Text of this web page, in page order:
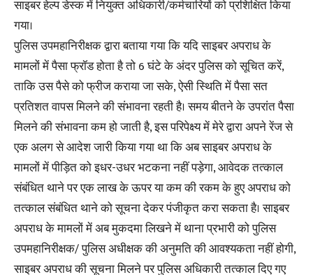
साइबर हेल्प डेस्क में नियुक्त अधिकारी/कर्मचारियों को प्रशिक्षित किया
गया।
पुलिस उपमहानिरीक्षक द्वारा बताया गया कि यदि साइबर अपराध के
मामलों में पैसा फ्रॉड होता है तो 6 घंटे के अंदर पुलिस को सूचित करें,
ताकि उस पैसे को फ्रीज कराया जा सके, ऐसी स्थिति में पैसा सत
प्रतिशत वापस मिलने की संभावना रहती है। समय बीतने के उपरांत पैसा
मिलने की संभावना कम हो जाती है, इस परिपेक्ष्य में मेरे द्वारा अपने रेंज से
एक अलग से आदेश जारी किया गया था कि अब साइबर अपराध के
मामलों में पीड़ित को इधर-उधर भटकना नहीं पड़ेगा, आवेदक तत्काल
संबंधित थाने पर एक लाख के ऊपर या कम की रकम के हुए अपराध को
तत्काल संबंधित थाने को सूचना देकर पंजीकृत करा सकता है। साइबर
अपराध के मामलों में अब मुकदमा लिखने में थाना प्रभारी को पुलिस
उपमहानिरीक्षक/ पुलिस अधीक्षक की अनुमति की आवश्यकता नहीं होगी,
साइबर अपराध की सूचना मिलने पर पुलिस अधिकारी तत्काल दिए गए